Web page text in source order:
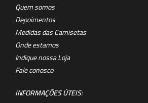
Quem somos
Depoimentos
Medidas das Camisetas
Onde estamos
Indique nossa Loja
Fale conosco
INFORMAÇÕES ÚTEIS: